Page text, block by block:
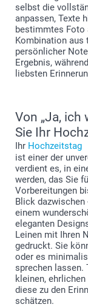
selbst die
anpassen, Texte
bestimmtes Foto
Kombination aus
persönlicher
Ergebnis,
liebsten
Von „Ja, ich
Sie Ihr
Ihr Hochzeitstag
ist einer der
verdient es, in
werden, das Sie
Vorbereitungen
Blick
einem
eleganten
Leinen mit Ihren
gedruckt. Sie
oder es
sprechen lassen.
kleinen,
diese zu den
schätzen.